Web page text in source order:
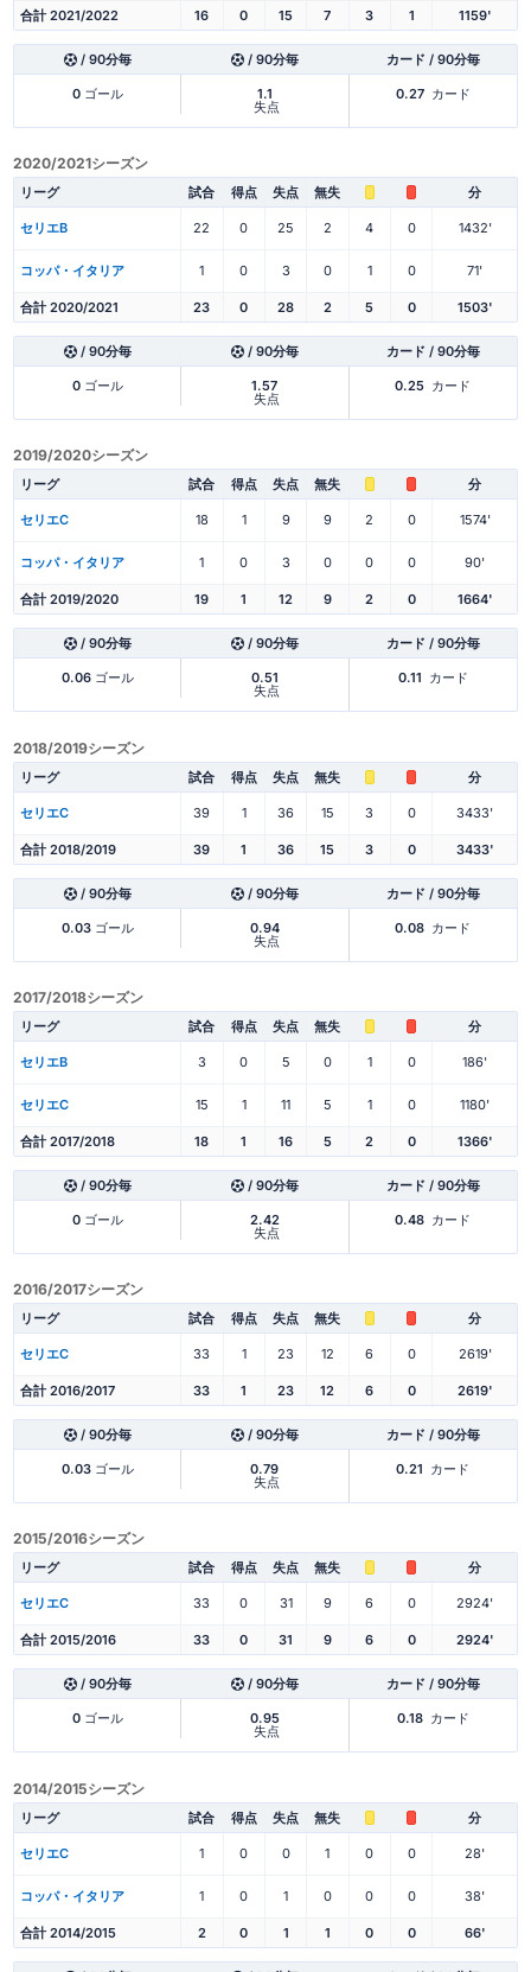
合計 2021/2022 16 0 15 7 3 1 1159'
/ 90分毎 / 90分毎 カード / 90分毎
0ゴール 1.1
失点
0.27 カード
2020/2021シーズン
リーグ 試合 得点 失点 無失 分
セリエB 22 0 25 2 4 0 1432'
コッパ・イタリア 1 0 3 0 1 0 71'
合計 2020/2021 23 0 28 2 5 0 1503'
/ 90分毎 / 90分毎 カード / 90分毎
0ゴール 1.57
失点
0.25 カード
2019/2020シーズン
リーグ 試合 得点 失点 無失 分
セリエC 18 1 9 9 2 0 1574'
コッパ・イタリア 1 0 3 0 0 0 90'
合計 2019/2020 19 1 12 9 2 0 1664'
/ 90分毎 / 90分毎 カード / 90分毎
0.06ゴール 0.51
失点
0.11 カード
2018/2019シーズン
リーグ 試合 得点 失点 無失 分
セリエC 39 1 36 15 3 0 3433'
合計 2018/2019 39 1 36 15 3 0 3433'
/ 90分毎 / 90分毎 カード / 90分毎
0.03ゴール 0.94
失点
0.08 カード
2017/2018シーズン
リーグ 試合 得点 失点 無失 分
セリエB 3 0 5 0 1 0 186'
セリエC 15 1 11 5 1 0 1180'
合計 2017/2018 18 1 16 5 2 0 1366'
/ 90分毎 / 90分毎 カード / 90分毎
0ゴール 2.42
失点
0.48 カード
2016/2017シーズン
リーグ 試合 得点 失点 無失 分
セリエC 33 1 23 12 6 0 2619'
合計 2016/2017 33 1 23 12 6 0 2619'
/ 90分毎 / 90分毎 カード / 90分毎
0.03ゴール 0.79
失点
0.21 カード
2015/2016シーズン
リーグ 試合 得点 失点 無失 分
セリエC 33 0 31 9 6 0 2924'
合計 2015/2016 33 0 31 9 6 0 2924'
/ 90分毎 / 90分毎 カード / 90分毎
0ゴール 0.95
失点
0.18 カード
2014/2015シーズン
リーグ 試合 得点 失点 無失 分
セリエC 1 0 0 1 0 0 28'
コッパ・イタリア 1 0 1 0 0 0 38'
合計 2014/2015 2 0 1 1 0 0 66'